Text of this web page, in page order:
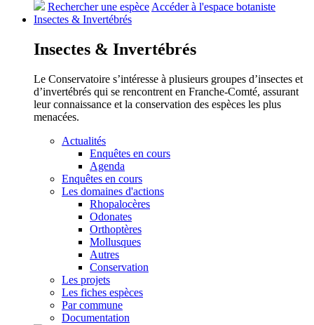
Rechercher une espèceAccéder à l'espace botaniste
Insectes & Invertébrés
Insectes & Invertébrés
Le Conservatoire s’intéresse à plusieurs groupes d’insectes et
d’invertébrés qui se rencontrent en Franche-Comté, assurant
leur connaissance et la conservation des espèces les plus
menacées.
Actualités
Enquêtes en cours
Agenda
Enquêtes en cours
Les domaines d'actions
Rhopalocères
Odonates
Orthoptères
Mollusques
Autres
Conservation
Les projets
Les fiches espèces
Par commune
Documentation